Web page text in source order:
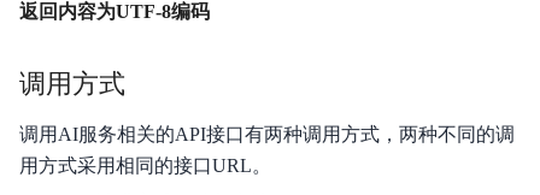
返回内容为UTF-8编码
调用方式
调用AI服务相关的API接口有两种调用方式，两种不同的调
用方式采用相同的接口URL。